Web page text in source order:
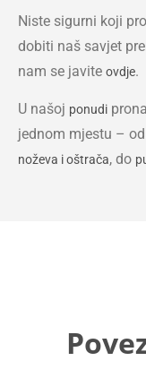
Niste sigurni koji
dobiti naš savjet
nam se javite ovdje.
U našoj ponudi
jednom mjestu – od
noževa i oštrača, do